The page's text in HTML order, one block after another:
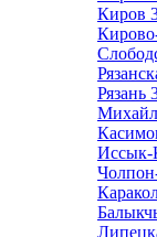
Киров
Рязань
Иссык-